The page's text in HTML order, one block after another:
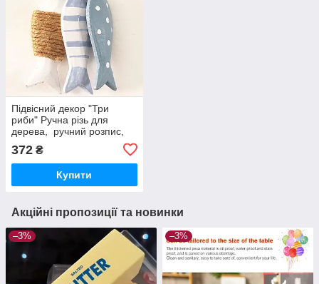
Підвісний декор "Три
риби" Ручна різь для
дерева, ручний розпис,
28 см.
372 ₴
Купити
Акційні пропозиції та новинки
–3% –3%